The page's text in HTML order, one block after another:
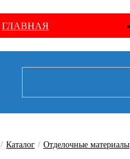
ГЛАВНАЯ
/ Каталог / Отделочные материалы